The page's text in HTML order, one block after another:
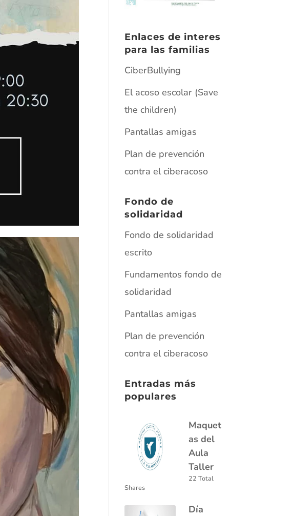
Enlaces de interes
para las familias
CiberBullying
El acoso escolar (Save
the children)
Pantallas amigas
Plan de prevención
contra el ciberacoso
Fondo de
solidaridad
Fondo de solidaridad
escrito
Fundamentos fondo de
solidaridad
Pantallas amigas
Plan de prevención
contra el ciberacoso
Entradas más
populares
Maquet
as del
Aula
Taller
22 Total
Shares
Día